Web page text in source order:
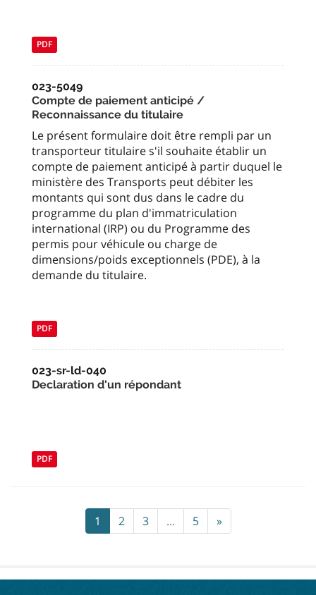
PDF
023-5049
Compte de paiement anticipé /
Reconnaissance du titulaire
Le présent formulaire doit être rempli par un
transporteur titulaire s'il souhaite établir un
compte de paiement anticipé à partir duquel le
ministère des Transports peut débiter les
montants qui sont dus dans le cadre du
programme du plan d'immatriculation
international (IRP) ou du Programme des
permis pour véhicule ou charge de
dimensions/poids exceptionnels (PDE), à la
demande du titulaire.
PDF
023-sr-ld-040
Declaration d'un répondant
PDF
1 2 3 ... 5 »